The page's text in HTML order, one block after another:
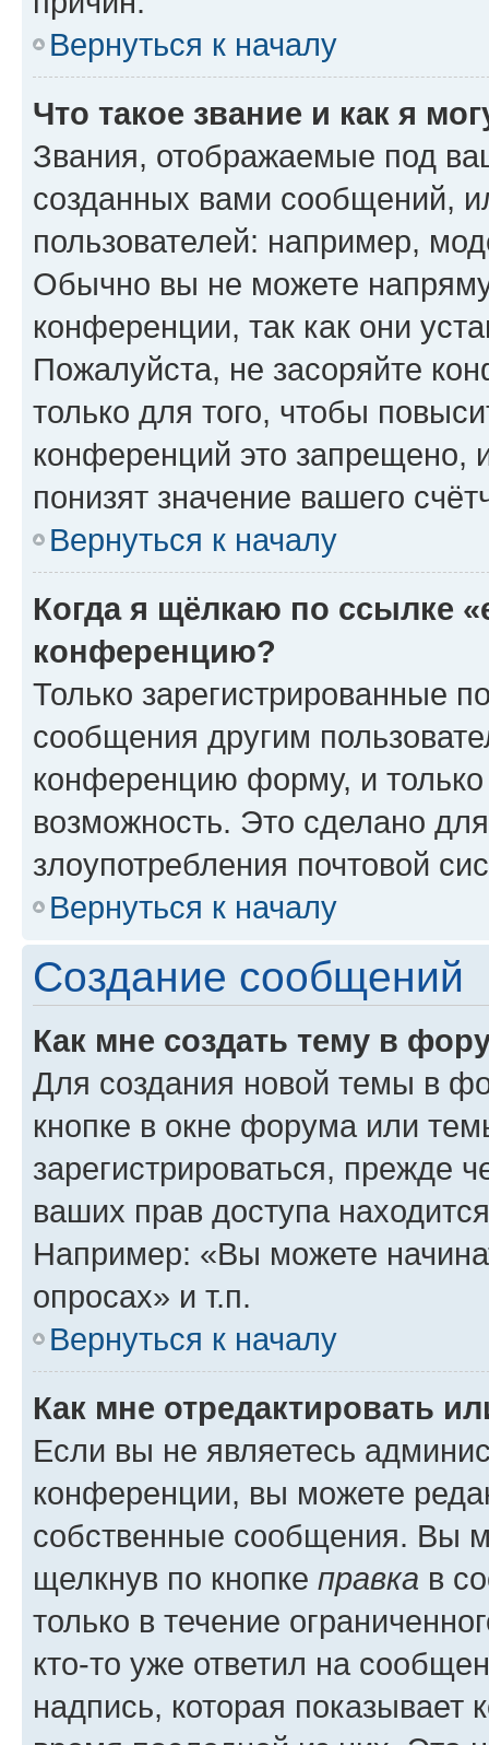
Вернуться к началу
Что такое звание и как я
Звания, отображаемые под
созданных вами сообщений,
пользователей: например,
Обычно вы не можете
конференции, так как они
Пожалуйста, не засоряйте
только для того, чтобы
конференций это запрещено,
понизят значение вашего
Вернуться к началу
Когда я щёлкаю по ссылке
конференцию?
Только зарегистрированные
сообщения другим
конференцию форму, и
возможность. Это сделано
злоупотребления почтовой
Вернуться к началу
Создание сообщений
Как мне создать тему в
Для создания новой темы в
кнопке в окне форума или
зарегистрироваться, прежде
ваших прав доступа
Например: «Вы можете
опросах» и т.п.
Вернуться к началу
Как мне отредактировать
Если вы не являетесь
конференции, вы можете
собственные сообщения. Вы
щелкнув по кнопке правка в
только в течение
кто-то уже ответил на
надпись, которая показывает